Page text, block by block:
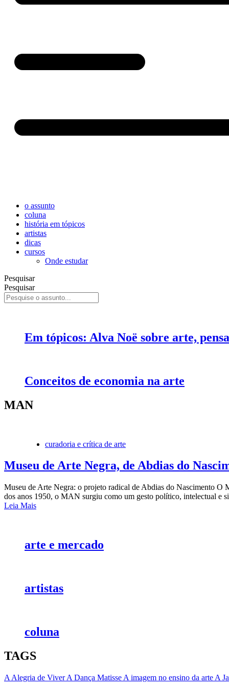
o assunto
coluna
história em tópicos
artistas
dicas
cursos
Onde estudar
Pesquisar
Pesquisar
Em tópicos: Alva Noë sobre arte,
Conceitos de economia na arte
MAN
curadoria e crítica de arte
Museu de Arte Negra, de Abdias do
Museu de Arte Negra: o projeto radical de Abdias do Nascimento O
dos anos 1950, o MAN surgiu como um gesto político, intelectual e
Leia Mais
arte e mercado
artistas
coluna
TAGS
A Alegria de ViverA Dança Matisse A imagem no ensino da arte A